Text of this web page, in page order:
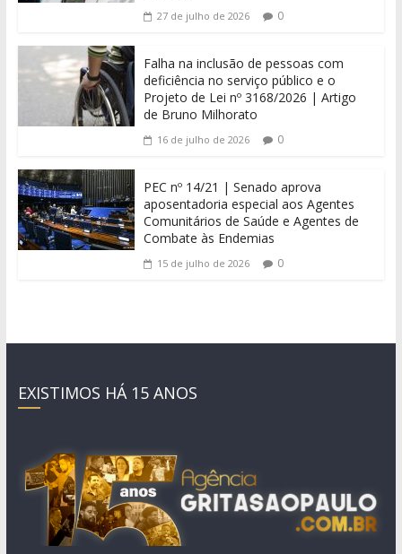
27 de julho de 2026 0
Falha na inclusão de pessoas com
deficiência no serviço público e o
Projeto de Lei nº 3168/2026 | Artigo
de Bruno Milhorato
16 de julho de 2026 0
PEC nº 14/21 | Senado aprova
aposentadoria especial aos Agentes
Comunitários de Saúde e Agentes de
Combate às Endemias
15 de julho de 2026 0
EXISTIMOS HÁ 15 ANOS